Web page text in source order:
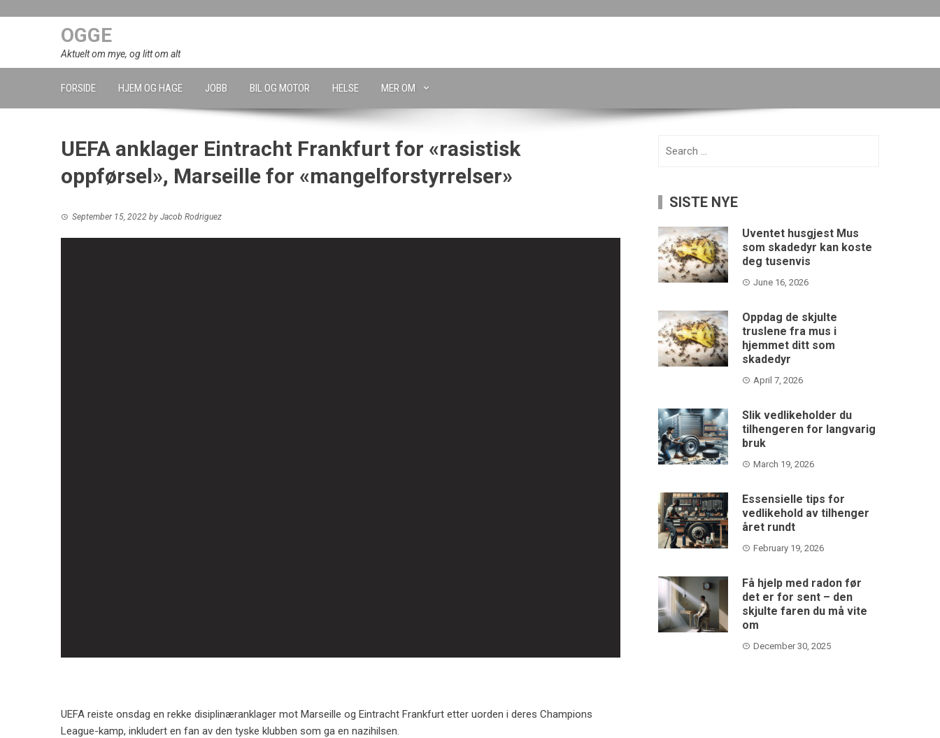
OGGE
Aktuelt om mye, og litt om alt
FORSIDE HJEM OG HAGE JOBB BIL OG MOTOR HELSE MER OM
UEFA anklager Eintracht Frankfurt for «rasistisk
oppførsel», Marseille for «mangelforstyrrelser»
September 15, 2022 by Jacob Rodriguez
UEFA reiste onsdag en rekke disiplinæranklager mot Marseille og Eintracht Frankfurt etter uorden i deres Champions
League-kamp, ​​inkludert en fan av den tyske klubben som ga en nazihilsen.
SISTE NYE
Uventet husgjest Mus
som skadedyr kan koste
deg tusenvis
June 16, 2026
Oppdag de skjulte
truslene fra mus i
hjemmet ditt som
skadedyr
April 7, 2026
Slik vedlikeholder du
tilhengeren for langvarig
bruk
March 19, 2026
Essensielle tips for
vedlikehold av tilhenger
året rundt
February 19, 2026
Få hjelp med radon før
det er for sent – den
skjulte faren du må vite
om
December 30, 2025